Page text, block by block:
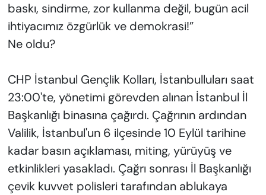
baskı, sindirme, zor kullanma değil, bugün acil
ihtiyacımız özgürlük ve demokrasi!”
Ne oldu?
CHP İstanbul Gençlik Kolları, İstanbulluları saat
23:00'te, yönetimi görevden alınan İstanbul İl
Başkanlığı binasına çağırdı. Çağrının ardından
Valilik, İstanbul'un 6 ilçesinde 10 Eylül tarihine
kadar basın açıklaması, miting, yürüyüş ve
etkinlikleri yasakladı. Çağrı sonrası İl Başkanlığı
çevik kuvvet polisleri tarafından ablukaya